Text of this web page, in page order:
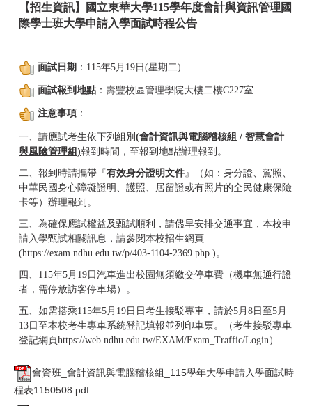
【招生資訊】國立東華大學115學年度會計與資訊管理國
際學士班大學申請入學面試時程公告
面試日期 ： 115年5 月 19 日(星期二)
面試報到地點 ：壽豐校區管理學院大樓二樓C227室
注意事項 ：
一、請應試考生依下列組別 (會計資訊與電腦稽核組 / 智慧會計
與風險管理組)報到時間，至報到地點辦理報到。
二、報到時請攜帶『有效身分證明文件 』（如：身分證、駕照、
中華民國身心障礙證明、護照、居留證或有照片的全民健康保險
卡等）辦理報到。
三、為確保應試權益及甄試順利，請儘早安排交通事宜，本校申
請入學甄試相關訊息，請參閱本校招生網頁
(https://exam.ndhu.edu.tw/p/403-1104-2369.php )。
四、 115年5 月 19 日汽車進出校園無須繳交停車費（機車無通行證
者，需停放訪客停車場）。
五、如需搭乘115年5 月 19 日 日考生接駁專車，請於5 月 8 日至5 月
13 日 至本校考生專車系統登記填報並列印車票。（考生接駁專車
登記網頁https://web.ndhu.edu.tw/EXAM/Exam_Traffic/Login ）
會資班_會計資訊與電腦稽核組_115學年大學申請入學面試時
程表1150508.pdf